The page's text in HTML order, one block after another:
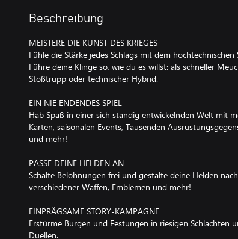
Beschreibung
MEISTERE DIE KUNST DES KRIEGES
Fühle die Stärke jedes Schlags mit dem hochtechnischen
Führe deine Klinge so, wie du es willst: als schneller
Stoßtrupp oder technischer Hybrid.
EIN NIE ENDENDES SPIEL
Hab Spaß in einer sich ständig entwickelnden Welt mit
Karten, saisonalen Events, Tausenden
und mehr!
PASSE DEINE HELDEN AN
Schalte Belohnungen frei und gestalte deine Helden
verschiedener Waffen, Emblemen und mehr!
EINPRÄGSAME STORY-KAMPAGNE
Erstürme Burgen und Festungen in riesigen Schlachten
Duellen.